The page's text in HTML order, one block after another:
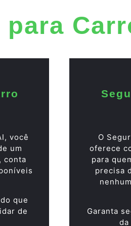
você
um
conta
que
de
O
oferece
para
precisa
Garanta